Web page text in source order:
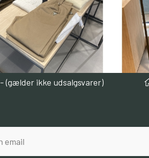
(gælder ikke udsalgsvarer)